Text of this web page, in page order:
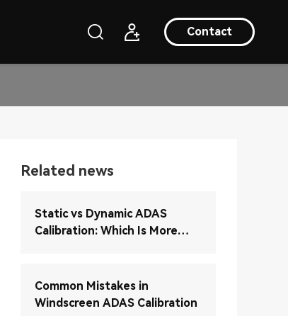
Contact
Related news
Static vs Dynamic ADAS
Calibration: Which Is More
Common Mistakes in
Windscreen ADAS Calibration